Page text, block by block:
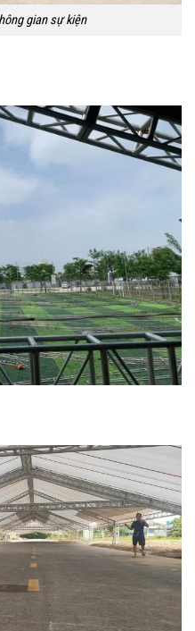
gian sự kiện